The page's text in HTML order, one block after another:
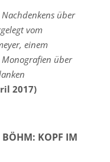
über
vom
einem
über
2017)
BÖHM: KOPF IM